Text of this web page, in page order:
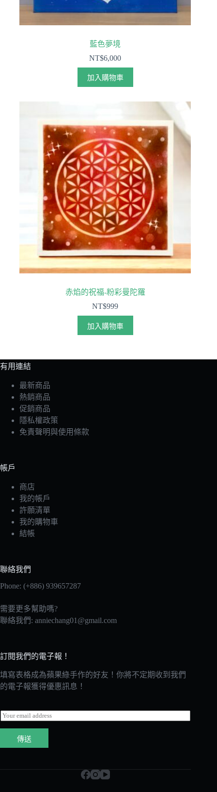
藍色夢境
NT$6,000
加入購物車
赤焰的祝福-粉彩曼陀羅
NT$999
加入購物車
有用連結
最新商品
熱銷商品
促銷商品
隱私權政策
免責聲明與使用條款
帳戶
商店
我的帳戶
許願清單
我的購物車
結帳
聯絡我們
Phone: (+886) 939657287
需要更多幫助嗎?
聯絡我們: anniechang01@gmail.com
訂閱我們的電子報！
填寫表格成為蘋果綠手作的好友！你將不定期收到我們
的電子報獲得優惠訊息！
E
m
a
l
傳送